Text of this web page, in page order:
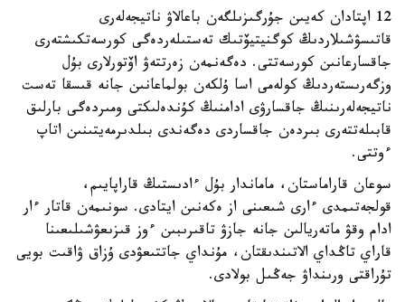
12 اپتادان كەيىن جۇرگىزىلگەن باعالاۋ ناتيجەلەرى
قاتىسۋشىلاردىڭ كوگنيتيۆتىك تەستىلەردەگى كورسەتكىشتەرى
جاقسارعانىن كورسەتتى. دەگەنمەن زەرتتەۋ اۆتورلارى بۇل
وزگەرىستەردىڭ كولەمى اسا ۇلكەن بولماعانىن جانە قىسقا تەست
ناتيجەلەرىنىڭ جاقسارۋى ادامنىڭ كۇندەلىكتى ومىردەگى بارلىق
قابىلەتتەرى بىردەن جاقساردى دەگەندى بىلدىرمەيتىنىن اتاپ
ءوتتى.
سوعان قاراماستان، ماماندار بۇل ءادىستىڭ قاراپايىم،
قولجەتىمدى ءارى شىعىنى از ەكەنىن ايتادى. سونىمەن قاتار ءار
ادام وقۋ ماتەريالىن جانە جازۋ تاقىرىبىن ءوز قىزىعۋشىلىعىنا
قاراي تاڭداي الاتىندىقتان، مۇنداي جاتتىعۋدى ۇزاق ۋاقىت بويى
تۇراقتى ورىنداۋ جەڭىل بولادى.